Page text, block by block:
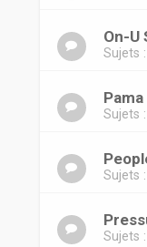
On-U
Sujets :
Pama
Sujets :
Sujets :
Sujets :